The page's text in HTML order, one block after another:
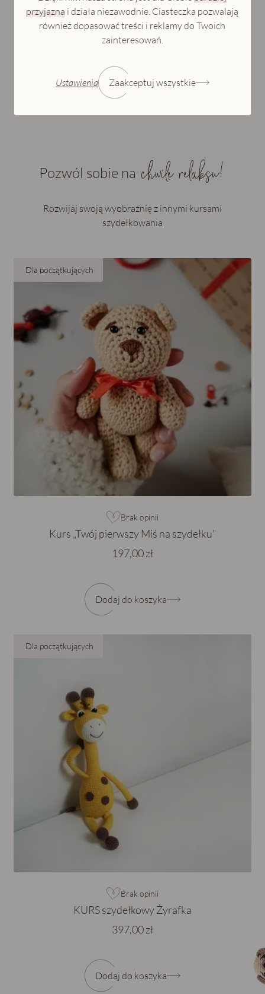
Pozwól sobie na chwilę relaksu!
Rozwijaj swoją wyobraźnię z innymi kursami
szydełkowania
Dla początkujących
Brak opinii
Kurs „Twój pierwszy Miś na szydełku”
197,00 zł
Dodaj do koszyka
Dla początkujących
Brak opinii
KURS szydełkowy Żyrafka
397,00 zł
Dodaj do koszyka
przyjazna i działa niezawodnie. Ciasteczka pozwalają
również dopasować treści i reklamy do Twoich
zainteresowań.
Ustawienia Zaakceptuj wszystkie